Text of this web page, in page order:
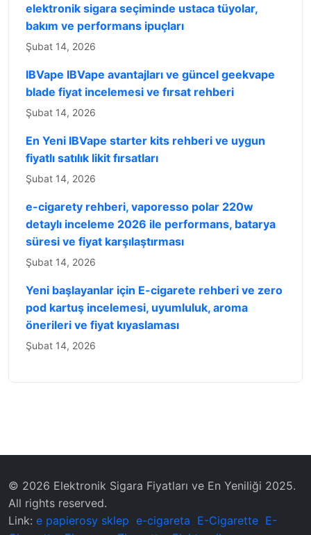
elektronik sigara seçiminde ustaca tüyolar,
bakım ve performans ipuçları
Şubat 14, 2026
IBVape IBVape avantajları ve güncel geekvape
blade fiyat incelemesi ve fırsat rehberi
Şubat 14, 2026
En Yeni IBVape starter kits rehberi ve uygun
fiyatlı satılık likit fırsatları
Şubat 14, 2026
e-cigarety rehberi, vaporesso polar 220w
detaylı inceleme 2026 ile performans, batarya
süresi ve fiyat karşılaştırması
Şubat 14, 2026
Yeni başlayanlar için E-cigarete rehberi ve zero
pod kartuş incelemesi, uyumluluk, aroma
önerileri ve fiyat kıyaslaması
Şubat 14, 2026
© 2026 Elektronik Sigara Fiyatları ve En Yeniliği 2025.
All rights reserved.
Link: e papierosy sklep e-cigareta E-Cigarette E-